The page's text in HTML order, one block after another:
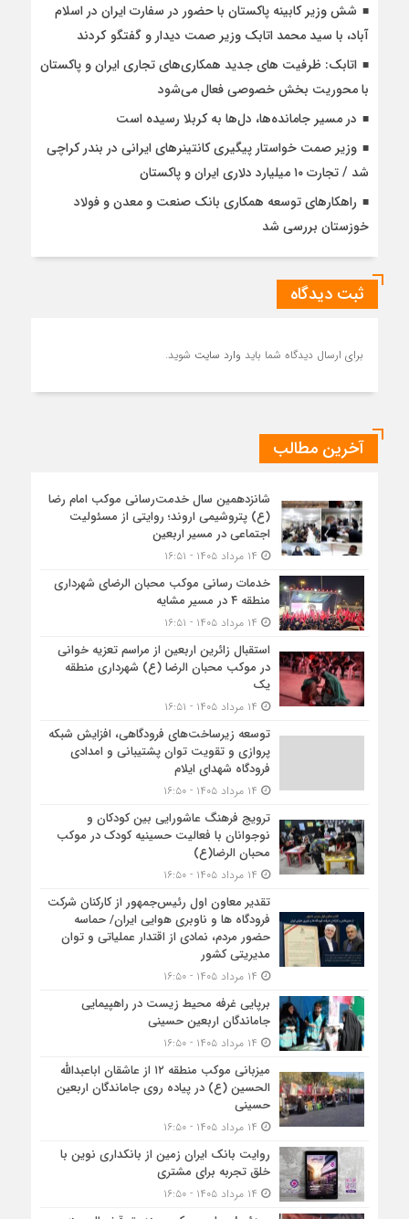
شش وزیر کابینه پاکستان با حضور در سفارت ایران در اسلام
آباد، با سيد محمد اتابك وزير صمت ديدار و گفتگو كردند
اتابک: ظرفیت های جدید همکاری‌های تجاری ایران و پاکستان
با محوریت بخش خصوصی فعال می‌شود
در مسیر جا‌مانده‌ها، دل‌ها به کربلا رسیده است
وزیر صمت خواستار پیگیری کانتینرهای ایرانی در بندر کراچی
شد / تجارت ۱۰ میلیارد دلاری ایران و پاکستان
راهکارهای توسعه همکاری بانک صنعت و معدن و فولاد
خوزستان بررسی شد
ثبت دیدگاه
برای ارسال دیدگاه شما باید وارد سایت شوید.
آخرین مطالب
شانزدهمین سال خدمت‌رسانی موکب امام رضا
(ع) پتروشیمی اروند؛ روایتی از مسئولیت
اجتماعی در مسیر اربعین
خدمات رسانی موکب محبان الرضای شهرداری
منطقه ۴ در مسیر مشایه
استقبال زائرین اربعین از مراسم تعزیه خوانی
در موکب محبان الرضا (ع) شهرداری منطقه
یک
توسعه زیرساخت‌های فرودگاهی، افزایش شبکه
پروازی و تقویت توان پشتیبانی و امدادی
فرودگاه شهدای ایلام
ترویج فرهنگ عاشورایی بین کودکان و
نوجوانان با فعالیت حسینیه کودک در موکب
محبان الرضا(ع)
تقدیر معاون اول رئیس‌جمهور از کارکنان شرکت
فرودگاه ها و ناوبری هوایی ایران/ حماسه
حضور مردم، نمادی از اقتدار عملیاتی و توان
مدیریتی کشور
برپایی غرفه محیط زیست در راهپیمایی
جاماندگان اربعین حسینی
میزبانی موکب منطقه ۱۲ از عاشقان اباعبدالله
الحسین (ع) در پیاده روی جاماندگان اربعین
حسینی
روایت بانک ایران زمین از بانکداری نوین با
خلق تجربه برای مشتری